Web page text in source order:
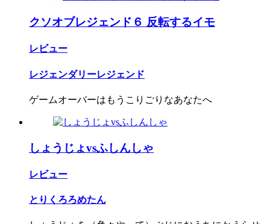
クソオブレジェンド６ 反転するイモ
レビュー
レジェンダリーレジェンド
ゲームオーバーはもうこりごりなあなたへ
しょうじょvsふしんしゃ
レビュー
とりくろろめたん